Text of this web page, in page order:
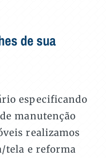
de sua
especificando
manutenção
realizamos
tela e reforma